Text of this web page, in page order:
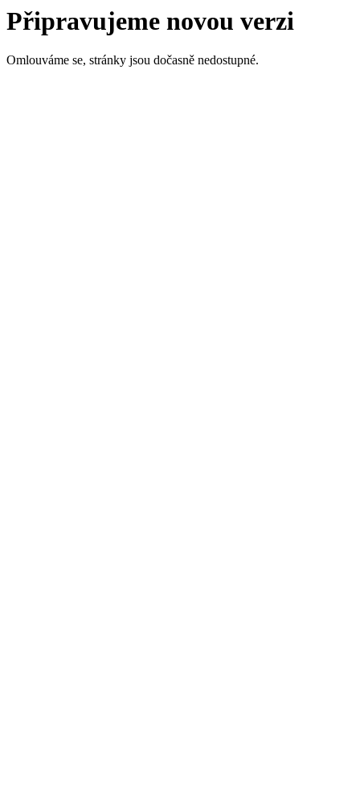
Připravujeme novou verzi
Omlouváme se, stránky jsou dočasně nedostupné.